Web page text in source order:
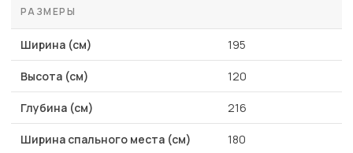
РАЗМЕРЫ
Ширина (см) 195
Высота (см) 120
Глубина (см) 216
Ширина спального места (см) 180